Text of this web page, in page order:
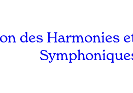
des Harmonies